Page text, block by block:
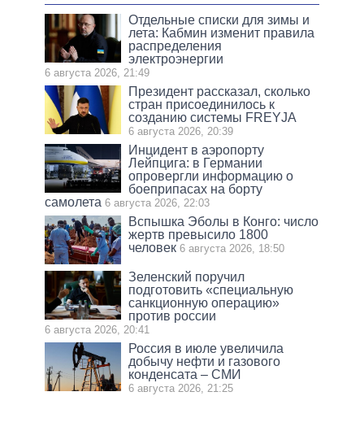
Отдельные списки для зимы и
лета: Кабмин изменит правила
распределения
электроэнергии
6 августа 2026, 21:49
Президент рассказал, сколько
стран присоединилось к
созданию системы FREYJA
6 августа 2026, 20:39
Инцидент в аэропорту
Лейпцига: в Германии
опровергли информацию о
боеприпасах на борту
самолета 6 августа 2026, 22:03
Вспышка Эболы в Конго: число
жертв превысило 1800
человек 6 августа 2026, 18:50
Зеленский поручил
подготовить «специальную
санкционную операцию»
против россии
6 августа 2026, 20:41
Россия в июле увеличила
добычу нефти и газового
конденсата – СМИ
6 августа 2026, 21:25